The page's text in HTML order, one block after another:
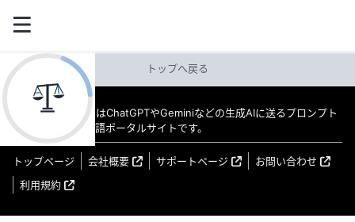
トップへ戻る
教えてAI byGMO はChatGPTやGeminiなどの生成AIに送るプロンプト
（指示文）の日本語ポータルサイトです。
トップページ 会社概要 サポートページ
お問い合わせ
利用規約